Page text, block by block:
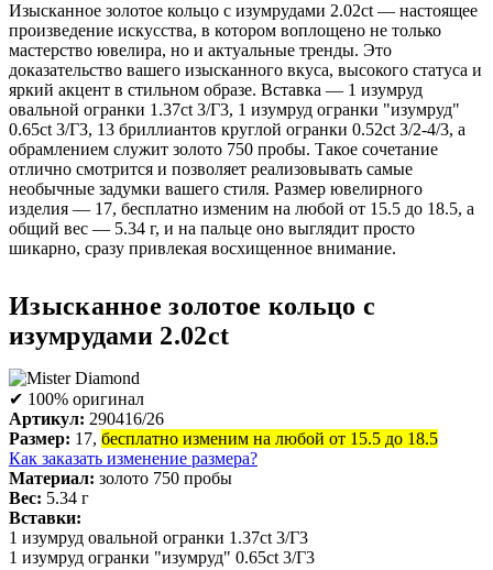
Изысканное золотое кольцо с
изумрудами 2.02ct
Изысканное золотое кольцо с изумрудами 2.02ct — настоящее
произведение искусства, в котором воплощено не только
мастерство ювелира, но и актуальные тренды. Это
доказательство вашего изысканного вкуса, высокого статуса и
яркий акцент в стильном образе. Вставка — 1 изумруд
овальной огранки 1.37ct 3/Г3, 1 изумруд огранки "изумруд"
0.65ct 3/Г3, 13 бриллиантов круглой огранки 0.52ct 3/2-4/3, а
обрамлением служит золото 750 пробы. Такое сочетание
отлично смотрится и позволяет реализовывать самые
необычные задумки вашего стиля. Размер ювелирного
изделия — 17, бесплатно изменим на любой от 15.5 до 18.5, а
общий вес — 5.34 г, и на пальце оно выглядит просто
шикарно, сразу привлекая восхищенное внимание.
✔ 100% оригинал
Артикул: 290416/26
Размер: 17, бесплатно изменим на любой от 15.5 до 18.5
Как заказать изменение размера?
Материал: золото 750 пробы
Вес: 5.34 г
Вставки:
1 изумруд овальной огранки 1.37ct 3/Г3
1 изумруд огранки "изумруд" 0.65ct 3/Г3